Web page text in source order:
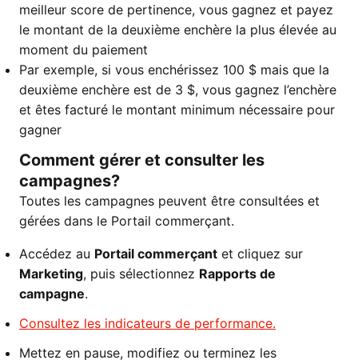
meilleur score de pertinence, vous gagnez et payez
le montant de la deuxième enchère la plus élevée au
moment du paiement
Par exemple, si vous enchérissez 100 $ mais que la
deuxième enchère est de 3 $, vous gagnez l’enchère
et êtes facturé le montant minimum nécessaire pour
gagner
Comment gérer et consulter les
campagnes?
Toutes les campagnes peuvent être consultées et
gérées dans le Portail commerçant.
Accédez au Portail commerçant et cliquez sur
Marketing, puis sélectionnez Rapports de
campagne.
Consultez les indicateurs de performance.
Mettez en pause, modifiez ou terminez les